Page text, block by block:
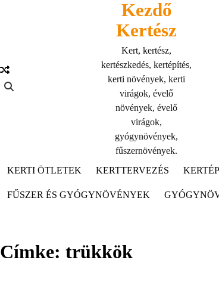
Kezdő
Kertész
Kert, kertész,
kertészkedés, kertépítés,
kerti növények, kerti
virágok, évelő
növények, évelő
virágok,
gyógynövények,
fűszernövények.
KERTI ÖTLETEK
KERTTERVEZÉS
FŰSZER ÉS GYÓGYNÖVÉNYEK
Címke: trükkök